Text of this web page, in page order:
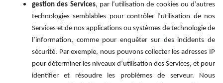
gestion des Services, par l’utilisation de cookies ou d’autres
technologies semblables pour contrôler l’utilisation de nos
Services et de nos applications ou systèmes de technologie de
l’information, comme pour enquêter sur des incidents de
sécurité. Par exemple, nous pouvons collecter les adresses IP
pour déterminer les niveaux d’utilisation des Services, et pour
identifier et résoudre les problèmes de serveur. Nous